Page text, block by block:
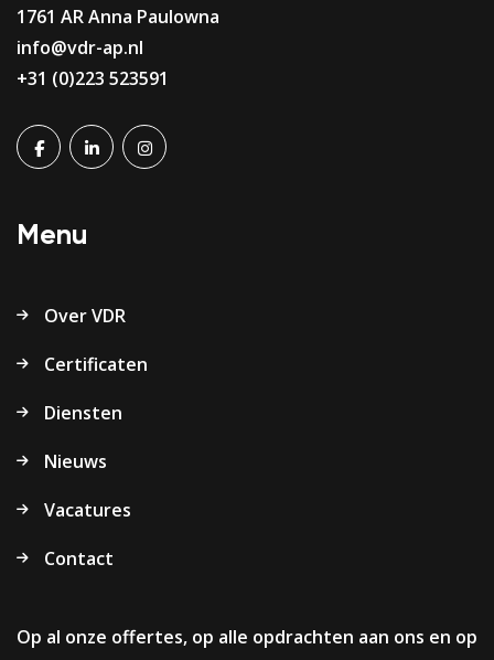
1761 AR Anna Paulowna
info@vdr-ap.nl
+31 (0)223 523591
Menu
Over VDR
Certificaten
Diensten
Nieuws
Vacatures
Contact
Op al onze offertes, op alle opdrachten aan ons en op